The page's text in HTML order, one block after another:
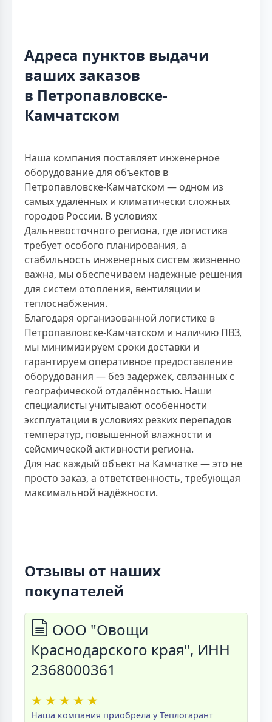
Адреса пунктов выдачи
ваших заказов
в Петропавловске-
Камчатском
Наша компания поставляет инженерное
оборудование для объектов в
Петропавловске-Камчатском — одном из
самых удалённых и климатически сложных
городов России. В условиях
Дальневосточного региона, где логистика
требует особого планирования, а
стабильность инженерных систем жизненно
важна, мы обеспечиваем надёжные решения
для систем отопления, вентиляции и
теплоснабжения.
Благодаря организованной логистике в
Петропавловске-Камчатском и наличию ПВЗ,
мы минимизируем сроки доставки и
гарантируем оперативное предоставление
оборудования — без задержек, связанных с
географической отдалённостью. Наши
специалисты учитывают особенности
эксплуатации в условиях резких перепадов
температур, повышенной влажности и
сейсмической активности региона.
Для нас каждый объект на Камчатке — это не
просто заказ, а ответственность, требующая
максимальной надёжности.
Отзывы от наших
покупателей
ООО "Овощи
Краснодарского края", ИНН
2368000361
★ ★ ★ ★ ★
Наша компания приобрела у Теплогарант